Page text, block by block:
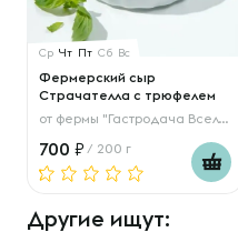
Ср Чт Пт Сб Вс
Фермерский сыр
Страчателла с трюфелем
от фермы "Гастродача Вселуг"
700 / 200 г
Другие ищут: